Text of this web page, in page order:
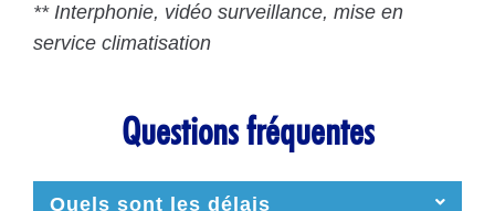
** Interphonie, vidéo surveillance, mise en
service climatisation
Questions fréquentes
Quels sont les délais